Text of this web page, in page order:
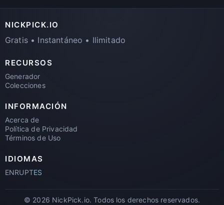
NICKPICK.IO
Gratis • Instantáneo • Ilimitado
RECURSOS
Generador
Colecciones
INFORMACIÓN
Acerca de
Política de Privacidad
Términos de Uso
IDIOMAS
ENRUPTES
© 2026 NickPick.io. Todos los derechos reservados.